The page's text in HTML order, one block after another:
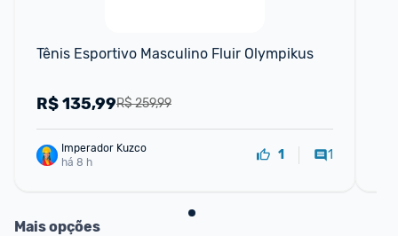
Tênis Esportivo Masculino Fluir Olympikus
R$ 259,99
R$135,99
Imperador Kuzco
há 8 h
1 1
Mais opções